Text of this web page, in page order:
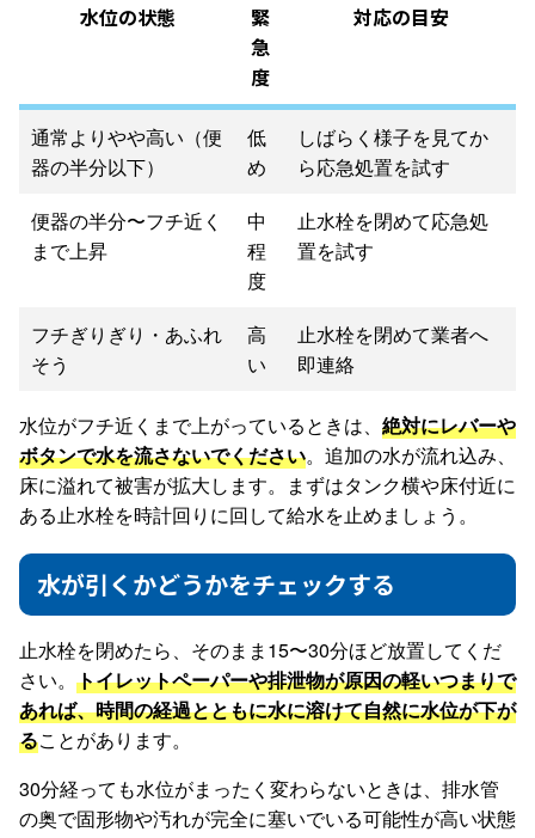
水位の状態
緊
急
度
対応の目安
通常よりやや高い（便
器の半分以下）
低
め
しばらく様子を見てか
ら応急処置を試す
便器の半分〜フチ近く
まで上昇
中
程
度
止水栓を閉めて応急処
置を試す
フチぎりぎり・あふれ
そう
高
い
止水栓を閉めて業者へ
即連絡
水位がフチ近くまで上がっているときは、 絶対にレバーや
ボタンで水を流さないでください。追加の水が流れ込み、
床に溢れて被害が拡大します。まずはタンク横や床付近に
ある止水栓を時計回りに回して給水を止めましょう。
水が引くかどうかをチェックする
止水栓を閉めたら、そのまま15〜30分ほど放置してくだ
さい。 トイレットペーパーや排泄物が原因の軽いつまりで
あれば、時間の経過とともに水に溶けて自然に水位が下が
ることがあります。
30分経っても水位がまったく変わらないときは、排水管
の奥で固形物や汚れが完全に塞いでいる可能性が高い状態